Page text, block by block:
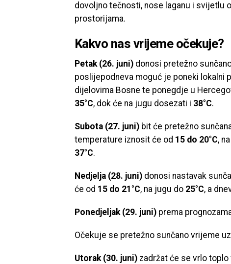
dovoljno tečnosti, nose laganu i svijetlu
prostorijama.
Kakvo nas vrijeme očekuje?
Petak (26. juni) donosi pretežno
poslijepodneva moguć je poneki lokalni
dijelovima Bosne te ponegdje u
35°C, dok će na jugu dosezati i 38°C.
Subota (27. juni) bit će pretežno
temperature iznosit će od 15 do 20°C,
37°C.
Nedjelja (28. juni) donosi nastavak
će od 15 do 21°C, na jugu do 25°C, a
Ponedjeljak (29. juni) prema
Očekuje se pretežno sunčano vrijeme
Utorak (30. juni) zadržat će se vrlo